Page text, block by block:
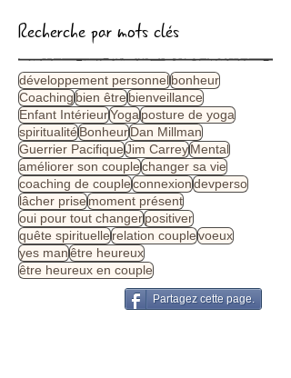
Recherche par mots clés
développement personnelbonheur
Coachingbien êtrebienveillance
Enfant IntérieurYogaposture de yoga
spiritualitéBonheurDan Millman
Guerrier PacifiqueJim CarreyMental
améliorer son couplechanger sa vie
coaching de coupleconnexion
lâcher prisemoment présent
oui pour tout changerpositiver
quête spirituellerelation couple
yes manêtre heureux
être heureux en couple